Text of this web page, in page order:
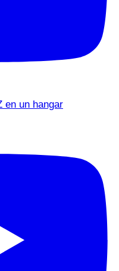
en un hangar